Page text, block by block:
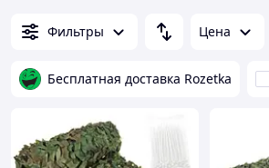
Фильтры Цена
Бесплатная доставка Rozetka